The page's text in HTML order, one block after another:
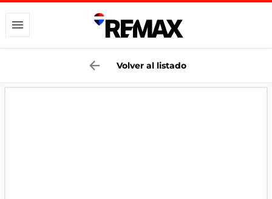
Volver al listado